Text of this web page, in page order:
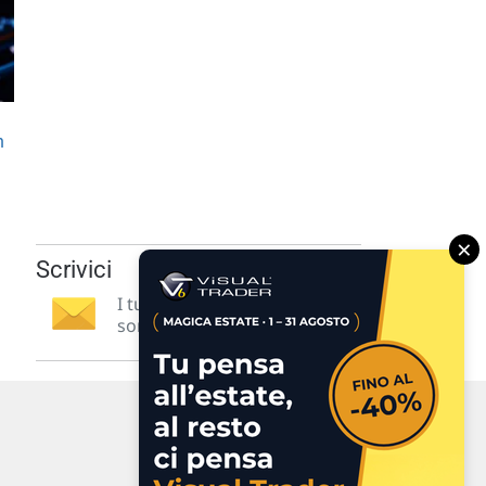
Scrivici
I tuoi suggerimenti per noi
sono preziosi e molto utili! »
×